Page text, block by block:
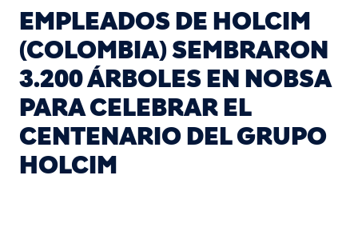
EMPLEADOS DE HOLCIM
(COLOMBIA) SEMBRARON
3.200 ÁRBOLES EN NOBSA
PARA CELEBRAR EL
CENTENARIO DEL GRUPO
HOLCIM